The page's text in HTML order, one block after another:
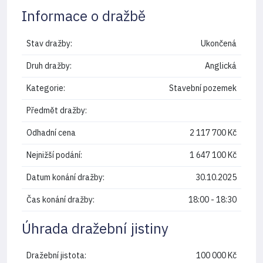
Informace o dražbě
Stav dražby: Ukončená
Druh dražby: Anglická
Kategorie: Stavební pozemek
Předmět dražby:
Odhadní cena 2 117 700 Kč
Nejnižší podání: 1 647 100 Kč
Datum konání dražby: 30.10.2025
Čas konání dražby: 18:00 - 18:30
Úhrada dražební jistiny
Dražební jistota: 100 000 Kč